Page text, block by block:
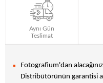
Aynı Gün
Teslimat
Fotografium'dan
Distribütörünün garantisi